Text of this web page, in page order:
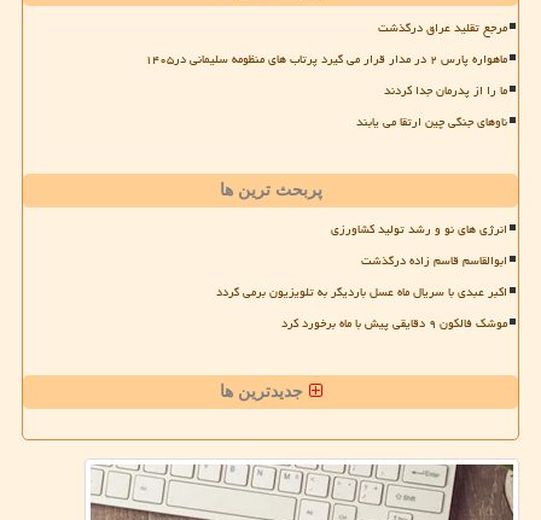
مرجع تقلید عراق درگذشت
ماهواره پارس ۲ در مدار قرار می گیرد پرتاب های منظومه سلیمانی در۱۴۰۵
ما را از پدرمان جدا کردند
ناوهای جنگی چین ارتقا می یابند
پربحث ترین ها
انرژی های نو و رشد تولید کشاورزی
ابوالقاسم قاسم زاده درگذشت
اکبر عبدی با سریال ماه عسل باردیگر به تلویزیون برمی گردد
موشک فالکون ۹ دقایقی پیش با ماه برخورد کرد
جدیدترین ها